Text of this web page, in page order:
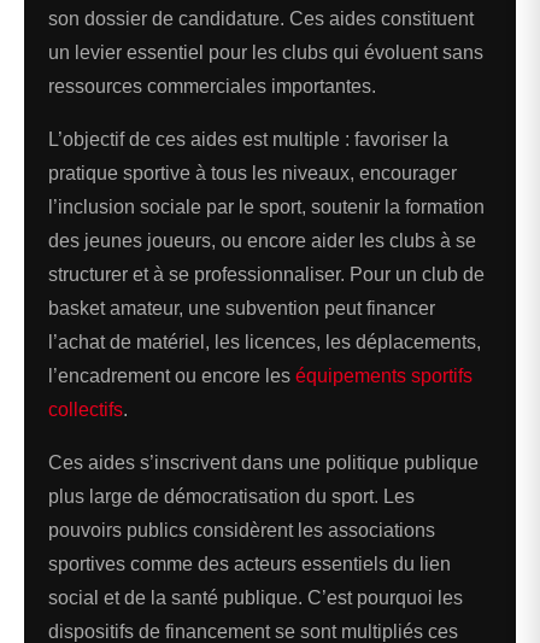
son dossier de candidature. Ces aides constituent
un levier essentiel pour les clubs qui évoluent sans
ressources commerciales importantes.
L’objectif de ces aides est multiple : favoriser la
pratique sportive à tous les niveaux, encourager
l’inclusion sociale par le sport, soutenir la formation
des jeunes joueurs, ou encore aider les clubs à se
structurer et à se professionnaliser. Pour un club de
basket amateur, une subvention peut financer
l’achat de matériel, les licences, les déplacements,
l’encadrement ou encore les équipements sportifs
collectifs.
Ces aides s’inscrivent dans une politique publique
plus large de démocratisation du sport. Les
pouvoirs publics considèrent les associations
sportives comme des acteurs essentiels du lien
social et de la santé publique. C’est pourquoi les
dispositifs de financement se sont multipliés ces